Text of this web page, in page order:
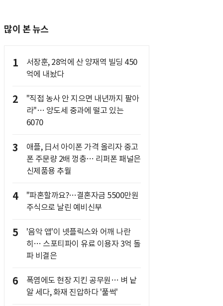
많이 본 뉴스
1
서장훈, 28억에 산 양재역 빌딩 450
억에 내놨다
2
"직접 농사 안 지으면 내년까지 팔아
라"… 양도세 중과에 떨고 있는
6070
3
애플, 日서 아이폰 가격 올리자 중고
폰 주문량 2배 껑충… 리퍼폰 패널은
신제품용 추월
4
"파혼할까요?…결혼자금 5500만원
주식으로 날린 예비신부
5
'음악 앱'이 넷플릭스와 어깨 나란
히… 스포티파이 유료 이용자 3억 돌
파 비결은
6
폭염에도 현장 지킨 공무원… 벼 낱
알 세다, 화재 진압하다 '풀썩'